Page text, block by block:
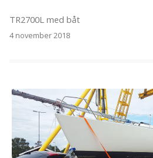
TR2700L med båt
4 november 2018